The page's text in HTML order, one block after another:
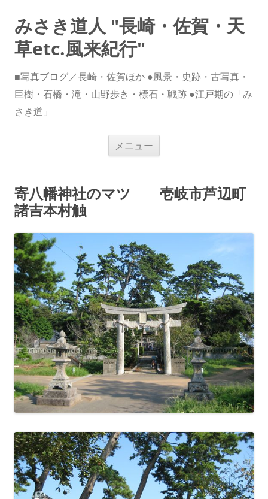
みさき道人 "長崎・佐賀・天
草etc.風来紀行"
■写真ブログ／長崎・佐賀ほか ●風景・史跡・古写真・
巨樹・石橋・滝・山野歩き・標石・戦跡 ●江戸期の「み
さき道」
メニュー
ス
キ
寄八幡神社のマツ 壱岐市芦辺町
諸吉本村触